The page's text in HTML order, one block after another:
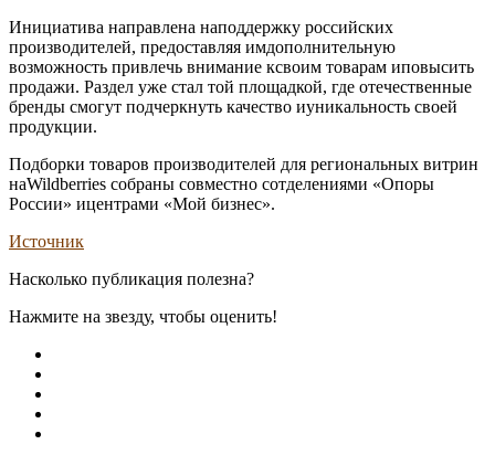
Инициатива направлена наподдержку российских
производителей, предоставляя имдополнительную
возможность привлечь внимание ксвоим товарам иповысить
продажи. Раздел уже стал той площадкой, где отечественные
бренды смогут подчеркнуть качество иуникальность своей
продукции.
Подборки товаров производителей для региональных витрин
наWildberries собраны совместно сотделениями «Опоры
России» ицентрами «Мой бизнес».
Источник
Насколько публикация полезна?
Нажмите на звезду, чтобы оценить!